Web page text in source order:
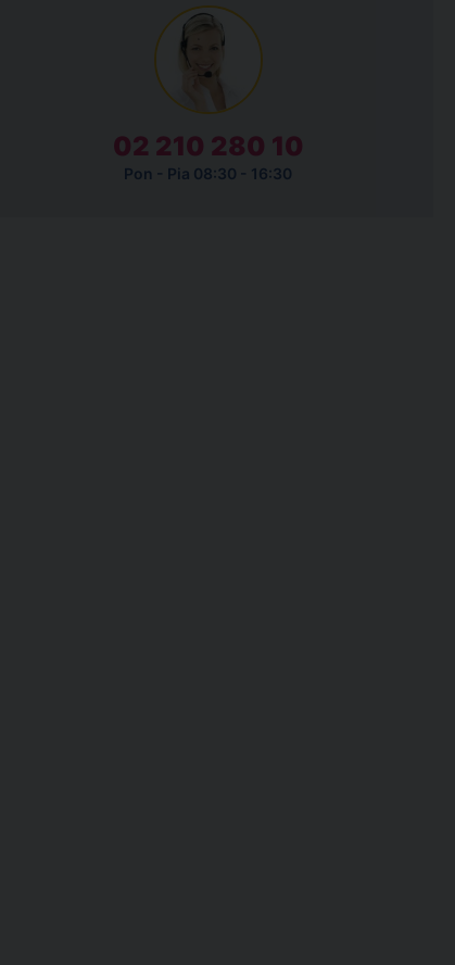
02 210 280 10
Pon - Pia 08:30 - 16:30